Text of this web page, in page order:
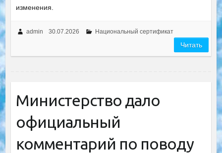
изменения.
admin 30.07.2026 Национальный сертификат
Читать
Министерство дало
официальный
комментарий по поводу